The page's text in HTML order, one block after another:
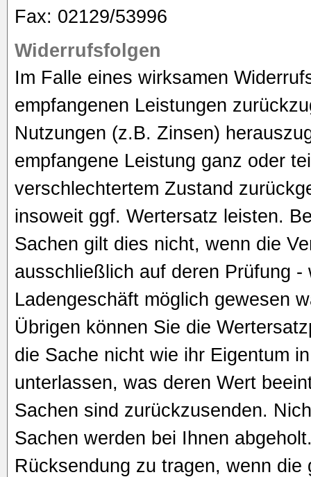
Fax: 02129/53996
Widerrufsfolgen
Im Falle eines wirksamen
empfangenen Leistungen
Nutzungen (z.B. Zinsen)
empfangene Leistung ganz oder
verschlechtertem Zustand
insoweit ggf. Wertersatz leisten.
Sachen gilt dies nicht, wenn die
ausschließlich auf deren Prüfung
Ladengeschäft möglich gewesen
Übrigen können Sie die
die Sache nicht wie ihr Eigentum
unterlassen, was deren Wert
Sachen sind zurückzusenden.
Sachen werden bei Ihnen
Rücksendung zu tragen, wenn